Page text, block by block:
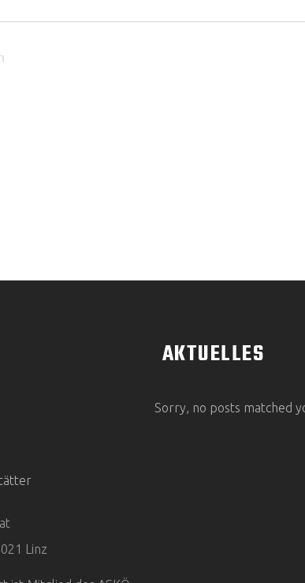
Linz
AKTUELLES
Sorry, no posts matched